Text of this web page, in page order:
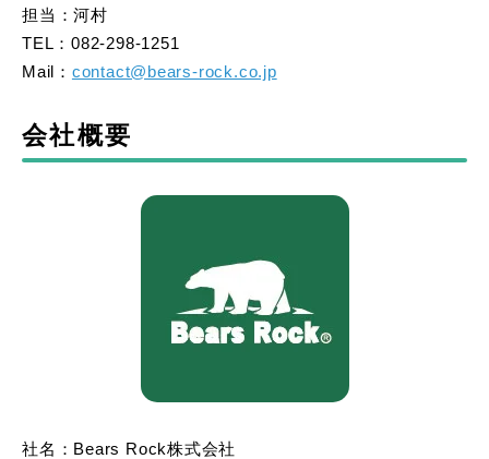
担当：河村
TEL：082-298-1251
Mail： contact@bears-rock.co.jp
会社概要
社名：Bears Rock株式会社